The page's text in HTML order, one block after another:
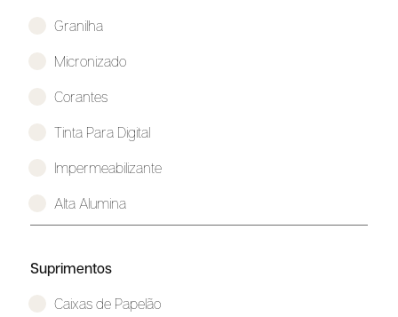
Granilha
Micronizado
Corantes
Tinta Para Digital
Impermeabilizante
Alta Alumina
Suprimentos
Caixas de Papelão